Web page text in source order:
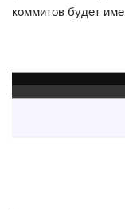
коммитов будет